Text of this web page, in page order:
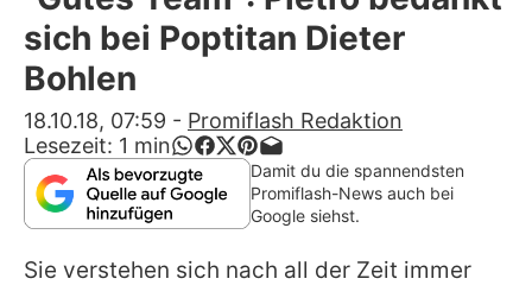
Alle Themen auf Promiflash
App runterladen
Team
Redaktionelle Richtlinien
Impressum
sich bei Poptitan Dieter
Bohlen
18.10.18, 07:59 - Promiflash Redaktion
Lesezeit: 1 min
Damit du die spannendsten
Promiflash-News auch bei
Google siehst.
Sie verstehen sich nach all der Zeit immer